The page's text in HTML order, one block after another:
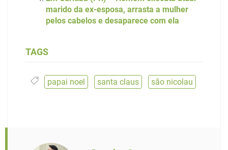
marido da ex-esposa, arrasta a mulher
pelos cabelos e desaparece com ela
TAGS
papai noel santa claus são nicolau